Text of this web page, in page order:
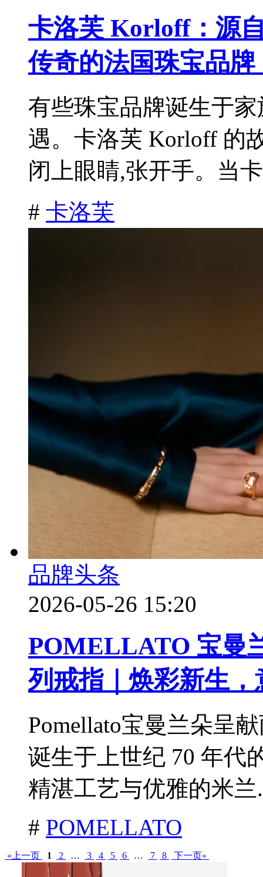
卡洛芙 Korloff：源
传奇的法国珠宝品
有些珠宝品牌诞生于
遇。卡洛芙 Korloff 的
闭上眼睛,张开手。当
# 卡洛芙
品牌头条
2026-05-26 15:20
POMELLATO 宝曼
列戒指｜焕彩新生，
Pomellato宝曼兰朵呈
诞生于上世纪 70 年代
精湛工艺与优雅的米兰
# POMELLATO
«上一页 1 2 … 3 4 5 6 … 7 8 下一页»